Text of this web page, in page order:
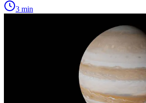
3 min